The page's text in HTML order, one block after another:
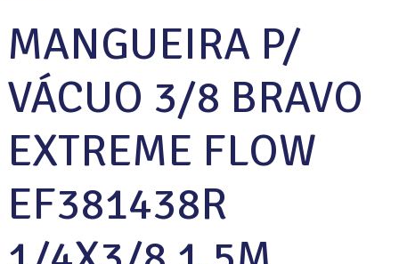
MANGUEIRA P/
VÁCUO 3/8 BRAVO
EXTREME FLOW
EF381438R